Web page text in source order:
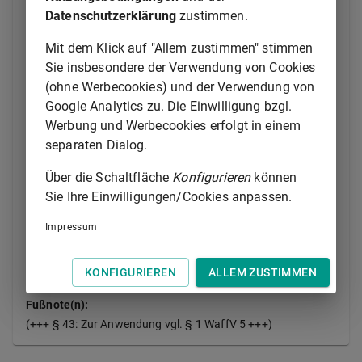
Satz 3 und 4 erheben. Sonstige Rechtsvorschriften
des Bundes- oder Landesrechts, die eine Erhebung
ohne Mitwirkung der betroffenen Person vorsehen
oder zwingend voraussetzen, bleiben unberührt.
(2) Öffentliche Stellen im Geltungsbereich dieses
Gesetzes sind auf Ersuchen der zuständigen Behörde
verpflichtet, dieser im Rahmen
datenschutzrechtlicher Übermittlungsbefugnisse
personenbezogene Daten zu übermitteln, soweit die
Daten nicht wegen überwiegender öffentlicher
Interessen geheim gehalten werden müssen.
Fußnote(n):
(+++ § 43: Zur Anwendung vgl. § 1 WaffV 5 +++)
Datenschutzerklärung zustimmen.
Mit dem Klick auf "Allem zustimmen" stimmen
Sie insbesondere der Verwendung von Cookies
(ohne Werbecookies) und der Verwendung von
Google Analytics zu. Die Einwilligung bzgl.
Werbung und Werbecookies erfolgt in einem
separaten Dialog.
Über die Schaltfläche Konfigurierenkönnen
Sie Ihre Einwilligungen/Cookies anpassen.
Impressum
KONFIGURIEREN ALLEM ZUSTIMMEN